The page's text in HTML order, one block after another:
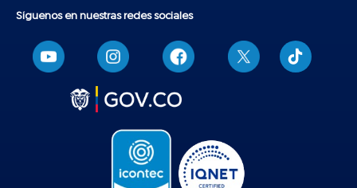
Síguenos en nuestras redes sociales
T
i
k